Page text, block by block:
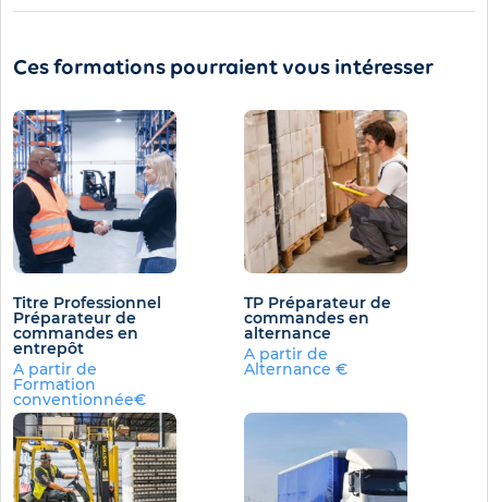
Ces formations pourraient vous intéresser
Titre Professionnel
Préparateur de
commandes en
entrepôt
A partir de
Formation
conventionnée€
TP Préparateur de
commandes en
alternance
A partir de
Alternance €